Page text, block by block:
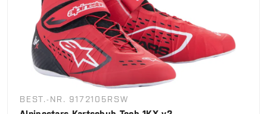
BEST.-NR. 9172105RSW